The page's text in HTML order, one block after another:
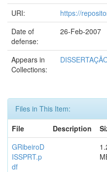
URI:
https://
Date of
defense:
26-Feb-2007
Appears in
Collections:
Files in This Item:
File
Description
GRibeiroD
ISSPRT.p
df